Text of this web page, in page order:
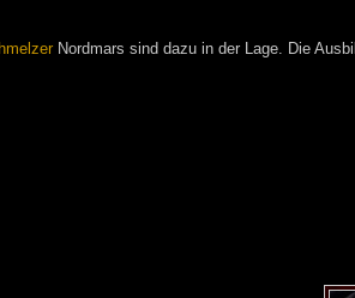
Nordmars sind dazu in der Lage. Die